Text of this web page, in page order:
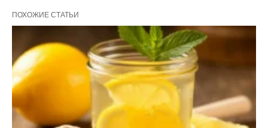
ПОХОЖИЕ СТАТЬИ